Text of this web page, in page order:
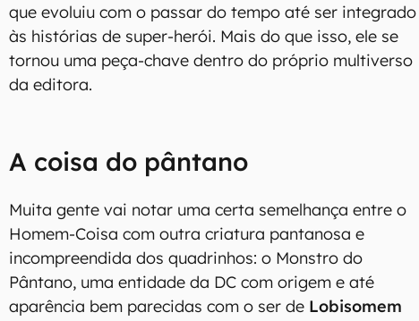
que evoluiu com o passar do tempo até ser integrado
às histórias de super-herói. Mais do que isso, ele se
tornou uma peça-chave dentro do próprio multiverso
da editora.
A coisa do pântano
Muita gente vai notar uma certa semelhança entre o
Homem-Coisa com outra criatura pantanosa e
incompreendida dos quadrinhos: o Monstro do
Pântano, uma entidade da DC com origem e até
aparência bem parecidas com o ser de Lobisomem